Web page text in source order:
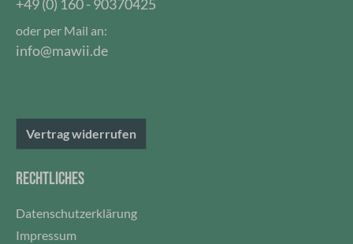
+49 (0) 160 - 90370425
oder per Mail an:
info@mawii.de
Vertrag widerrufen
RECHTLICHES
Datenschutzerklärung
Impressum